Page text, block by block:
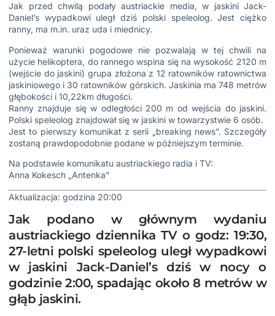
Jak przed chwilą podały austriackie media, w jaskini Jack-
Daniel’s wypadkowi uległ dziś polski speleolog. Jest ciężko
ranny, ma m.in. uraz uda i miednicy.
Ponieważ warunki pogodowe nie pozwalają w tej chwili na
użycie helikoptera, do rannego wspina się na wysokość 2120 m
(wejście do jaskini) grupa złożona z 12 ratowników ratownictwa
jaskiniowego i 30 ratowników górskich. Jaskinia ma 748 metrów
głębokości i 10,22km długości.
Ranny znajduje się w odległości 200 m od wejścia do jaskini.
Polski speleolog znajdował się w jaskini w towarzystwie 6 osób.
Jest to pierwszy komunikat z serii „breaking news”. Szczegóły
zostaną prawdopodobnie podane w późniejszym terminie.
Na podstawie komunikatu austriackiego radia i TV:
Anna Kokesch „Antenka”
Aktualizacja: godzina 20:00
Jak podano w głównym wydaniu
austriackiego dziennika TV o godz: 19:30,
27-letni polski speleolog uległ wypadkowi
w jaskini Jack-Daniel’s dziś w nocy o
godzinie 2:00, spadając około 8 metrów w
głąb jaskini.